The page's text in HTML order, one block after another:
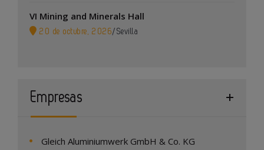
VI Mining and Minerals Hall
20 de octubre, 2026/ Sevilla
Empresas
Gleich Aluminiumwerk GmbH & Co. KG